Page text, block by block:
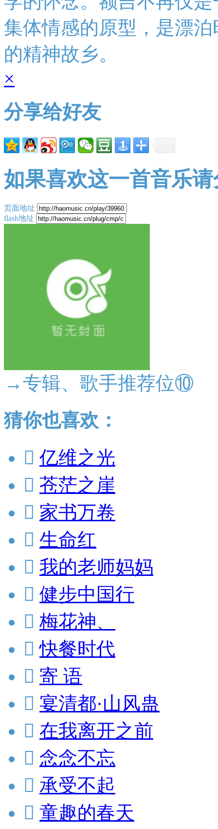
集体情感的原型，是漂
的精神故乡。
×
分享给好友
如果喜欢这一首音乐
页面地址
flash地址
→专辑、歌手推荐位⑩
猜你也喜欢：
 亿维之光
 苍茫之崖
 家书万卷
 生命红
 我的老师妈妈
 健步中国行
 梅花神、
 快餐时代
 寄 语
 宴清都·山风蛊
 在我离开之前
 念念不忘
 承受不起
 童趣的春天